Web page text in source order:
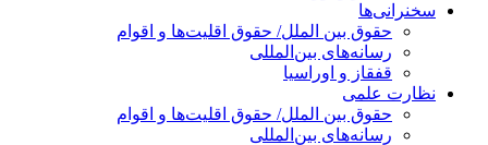
سخنرانی‌ها
حقوق بین الملل/ حقوق اقلیت‌ها و اقوام
رسانه‌های بین‌المللی
قفقاز و اوراسیا
نظارت علمی
حقوق بین الملل/ حقوق اقلیت‌ها و اقوام
رسانه‌های بین‌المللی